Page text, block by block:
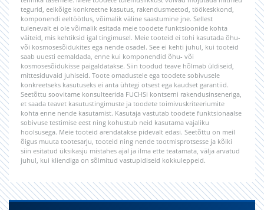
tegurid, eelkõige konkreetne kasutus, rakendusmeetod, töökeskkond,
komponendi eeltöötlus, võimalik väline saastumine jne. Sellest
tulenevalt ei ole võimalik esitada meie toodete funktsioonide kohta
väiteid, mis kehtiksid igal tingimusel. Meie tooteid ei tohi kasutada õhu-
või kosmosesõidukites ega nende osadel. See ei kehti juhul, kui tooteid
saab uuesti eemaldada, enne kui komponendid õhu- või
kosmosesõidukisse paigaldatakse. Siin toodud teave hõlmab üldiseid,
mittesiduvaid juhiseid. Toote omadustele ega toodete sobivusele
konkreetseks kasutuseks ei anta ühtegi otsest ega kaudset garantiid.
Seetõttu soovitame konsulteerida FUCHSi kontserni rakendusinseneriga,
et saada teavet kasutustingimuste ja toodete toimivuskriteeriumite
kohta enne nende kasutamist. Kasutaja vastutab toodete funktsionaalse
sobivuse testimise eest ning kohustub neid kasutama vajaliku
hoolsusega. Meie tooteid arendatakse pidevalt edasi. Seetõttu on meil
õigus muuta tootesarju, tooteid ning nende tootmisprotsesse ja kõiki
siin esitatud üksikasju mistahes ajal ja ilma ette teatamata, välja arvatud
juhul, kui kliendiga on sõlmitud vastupidiseid kokkuleppeid.